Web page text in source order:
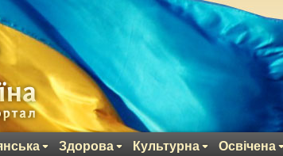
Здорова Культурна Освічена